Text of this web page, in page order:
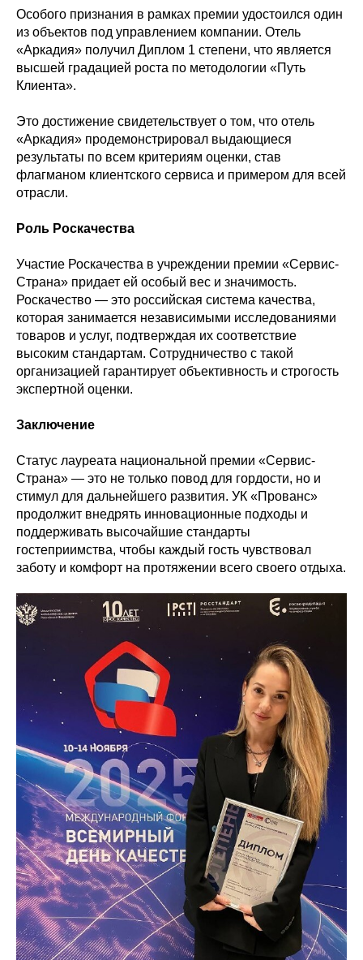
Особого признания в рамках премии удостоился один
из объектов под управлением компании. Отель
«Аркадия» получил Диплом 1 степени, что является
высшей градацией роста по методологии «Путь
Клиента».
Это достижение свидетельствует о том, что отель
«Аркадия» продемонстрировал выдающиеся
результаты по всем критериям оценки, став
флагманом клиентского сервиса и примером для всей
отрасли.
Роль Роскачества
Участие Роскачества в учреждении премии «Сервис-
Страна» придает ей особый вес и значимость.
Роскачество — это российская система качества,
которая занимается независимыми исследованиями
товаров и услуг, подтверждая их соответствие
высоким стандартам. Сотрудничество с такой
организацией гарантирует объективность и строгость
экспертной оценки.
Заключение
Статус лауреата национальной премии «Сервис-
Страна» — это не только повод для гордости, но и
стимул для дальнейшего развития. УК «Прованс»
продолжит внедрять инновационные подходы и
поддерживать высочайшие стандарты
гостеприимства, чтобы каждый гость чувствовал
заботу и комфорт на протяжении всего своего отдыха.